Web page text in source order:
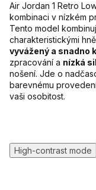
Air Jordan 1 Retro
kombinaci v nízkém
Tento model
charakteristickými
vyvážený a snadno
zpracování a nízká
nošení. Jde o
barevnému
vaši osobitost.
High-contrast mode